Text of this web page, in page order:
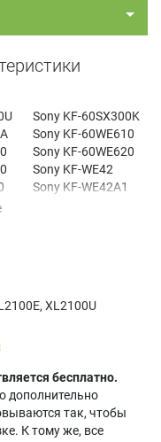
Sony KF-60SX300K
Sony KF-60WE610
Sony KF-60WE620
Sony KF-WE42
Sony KF-WE42A1
XL2100U
бесплатно.
дополнительно
так, чтобы
К тому же, все